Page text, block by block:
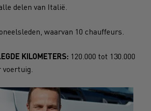
delen van Italië.
waarvan 10 chauffeurs.
KILOMETERS: 120.000 tot 130.000